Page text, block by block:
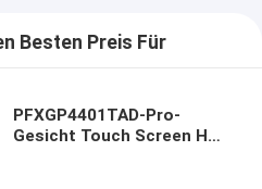
Besten Preis Für
PFXGP4401TAD-Pro-
Gesicht Touch Screen HMI